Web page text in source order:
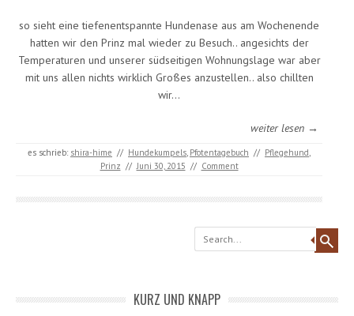
so sieht eine tiefenentspannte Hundenase aus am Wochenende
hatten wir den Prinz mal wieder zu Besuch.. angesichts der
Temperaturen und unserer südseitigen Wohnungslage war aber
mit uns allen nichts wirklich Großes anzustellen.. also chillten
wir…
weiter lesen →
es schrieb: shira-hime // Hundekumpels Pfotentagebuch // Pflegehund
Prinz // Juni 30, 2015 // Comment
Search
KURZ UND KNAPP